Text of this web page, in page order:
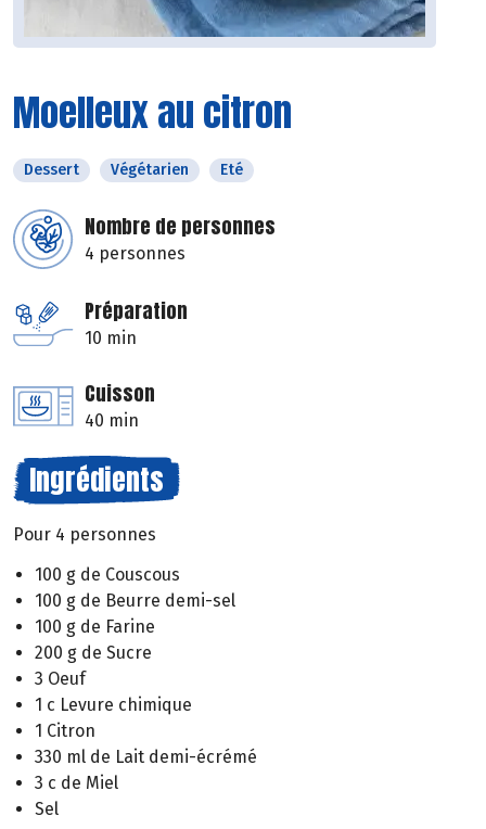
Moelleux au citron
Dessert Végétarien Eté
Nombre de personnes
4 personnes
Préparation
10 min
Cuisson
40 min
Ingrédients
Pour 4 personnes
100 g de Couscous
100 g de Beurre demi-sel
100 g de Farine
200 g de Sucre
3 Oeuf
1 c Levure chimique
1 Citron
330 ml de Lait demi-écrémé
3 c de Miel
Sel